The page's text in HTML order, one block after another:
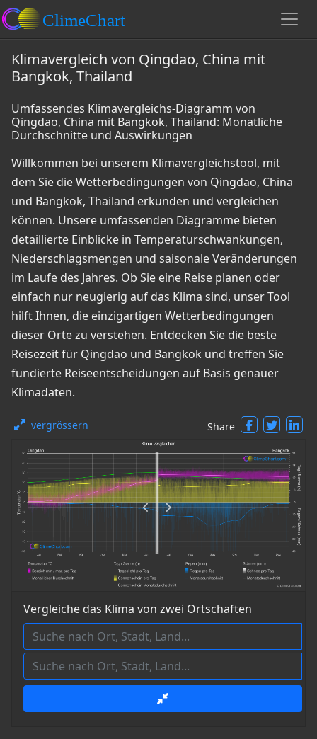
Klimavergleich von Qingdao, China mit
Bangkok, Thailand
Umfassendes Klimavergleichs-Diagramm von
Qingdao, China mit Bangkok, Thailand: Monatliche
Durchschnitte und Auswirkungen
Willkommen bei unserem Klimavergleichstool, mit
dem Sie die Wetterbedingungen von Qingdao, China
und Bangkok, Thailand erkunden und vergleichen
können. Unsere umfassenden Diagramme bieten
detaillierte Einblicke in Temperaturschwankungen,
Niederschlagsmengen und saisonale Veränderungen
im Laufe des Jahres. Ob Sie eine Reise planen oder
einfach nur neugierig auf das Klima sind, unser Tool
hilft Ihnen, die einzigartigen Wetterbedingungen
dieser Orte zu verstehen. Entdecken Sie die beste
Reisezeit für Qingdao und Bangkok und treffen Sie
fundierte Reiseentscheidungen auf Basis genauer
Klimadaten.
vergrössern Share
Vergleiche das Klima von zwei Ortschaften